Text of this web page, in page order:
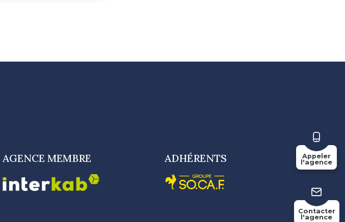
Appeler
l'agence
Contacter
l'agence
AGENCE MEMBRE ADHÉRENTS